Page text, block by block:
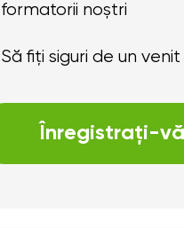
formatorii noștri
Să fiți siguri de un
Înregistrați-